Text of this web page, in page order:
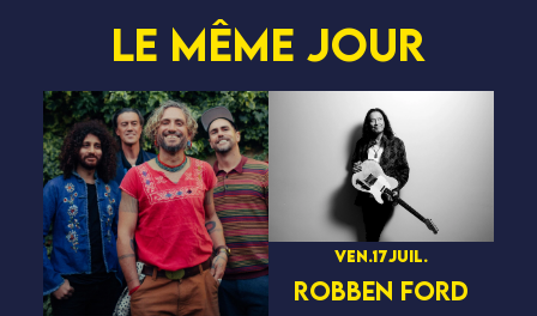
Le même jour
ven.17juil.
ROBBEN FORD